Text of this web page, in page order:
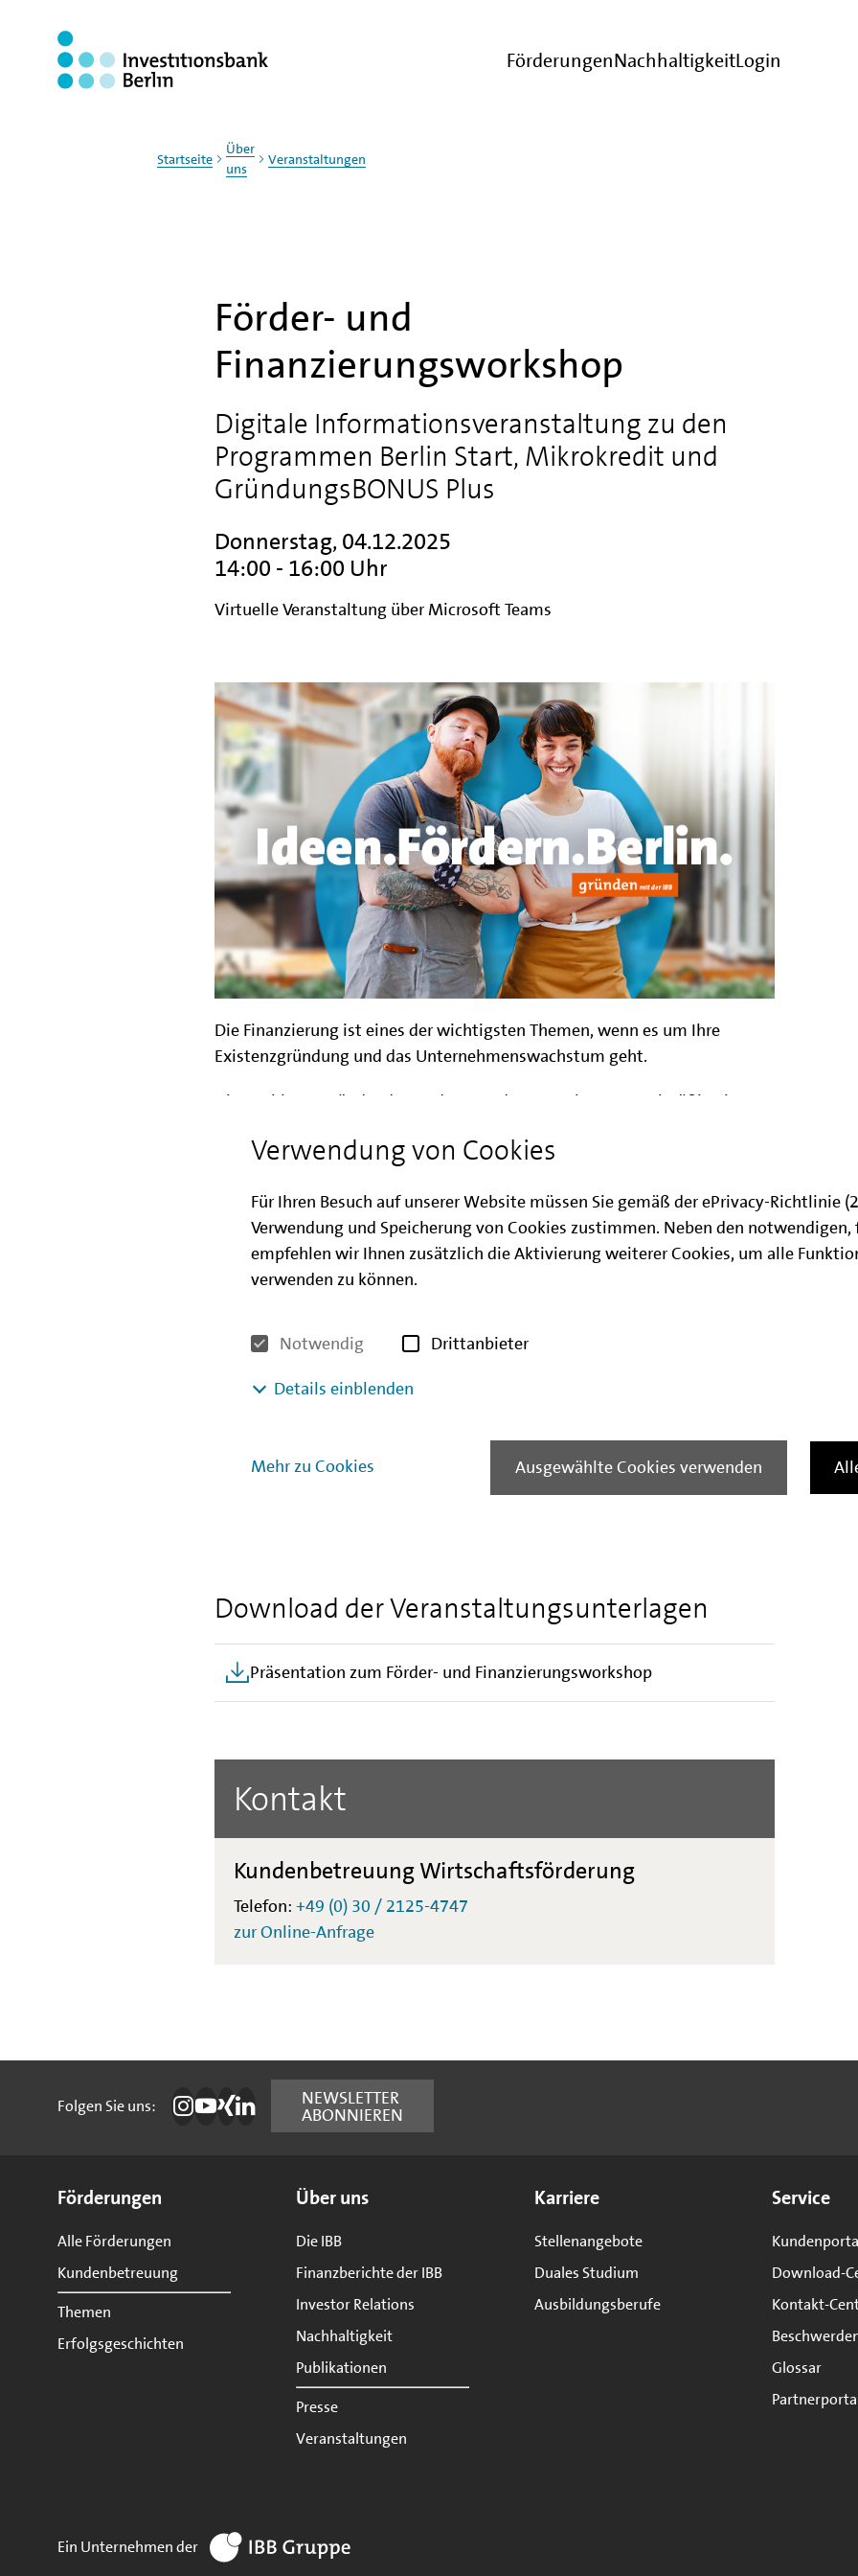
Verwendung von Cookies
Für Ihren Besuch auf unserer Website müssen Sie gemäß der ePrivacy-Richtlinie
Verwendung und Speicherung von Cookies zustimmen. Neben den
empfehlen wir Ihnen zusätzlich die Aktivierung weiterer Cookies, um alle
verwenden zu können.
Notwendig
Drittanbieter
Details einblenden
Mehr zu Cookies Ausgewählte Cookies verwenden
FörderungenNachhaltigkeitLogin
Startseite
Über
uns
Veranstaltungen
Förder- und
Finanzierungsworkshop
Digitale Informationsveranstaltung zu den
Programmen Berlin Start, Mikrokredit und
GründungsBONUS Plus
Donnerstag, 04.12.2025
14:00 - 16:00 Uhr
Virtuelle Veranstaltung über Microsoft Teams
Die Finanzierung ist eines der wichtigsten Themen, wenn es um Ihre
Existenzgründung und das Unternehmenswachstum geht.
Die IBB bietet Gründenden und Bestandsunternehmen, regelmäßig eine
Finanzierungsangeboten. Verschaffen Sie sich einen Überblick über
Veranstaltung liegt auf den ProgrammenBerlin Start,Mikrokredit aus dem
KMU-FondsundGründungsBONUS Plus.
Ziel der Informationsveranstaltung ist es zum einen, Ihnen einen Überblick
Hilfestellung bei der Antragstellung zu geben. Im Anschluss an den Vortrag
haben Sie die Gelegenheit, Fragen an die Referierenden zu stellen und
eine E-Mail mit allen relevanten Informationen.
Download der Veranstaltungsunterlagen
Präsentation zum Förder- und Finanzierungsworkshop
Kontakt
Kundenbetreuung Wirtschaftsförderung
Telefon: +49 (0) 30 / 2125-4747
zur Online-Anfrage
Folgen Sie uns: Die IBB auf Instagram
Die IBB auf YouTube
Die IBB auf Xing
Die IBB auf LinkedIn
NEWSLETTER
ABONNIEREN
Förderungen
Alle Förderungen
Kundenbetreuung
Themen
Erfolgsgeschichten
Über uns
Die IBB
Finanzberichte der IBB
Investor Relations
Nachhaltigkeit
Publikationen
Presse
Veranstaltungen
Karriere
Stellenangebote
Duales Studium
Ausbildungsberufe
Service
Download-
Kontakt-
Glossar
zur Website IBB Gruppe
Ein Unternehmen der